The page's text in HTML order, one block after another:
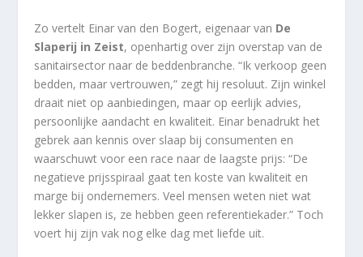
Zo vertelt Einar van den Bogert, eigenaar van De
Slaperij in Zeist, openhartig over zijn overstap van de
sanitairsector naar de beddenbranche. “Ik verkoop geen
bedden, maar vertrouwen,” zegt hij resoluut. Zijn winkel
draait niet op aanbiedingen, maar op eerlijk advies,
persoonlijke aandacht en kwaliteit. Einar benadrukt het
gebrek aan kennis over slaap bij consumenten en
waarschuwt voor een race naar de laagste prijs: “De
negatieve prijsspiraal gaat ten koste van kwaliteit en
marge bij ondernemers. Veel mensen weten niet wat
lekker slapen is, ze hebben geen referentiekader.” Toch
voert hij zijn vak nog elke dag met liefde uit.